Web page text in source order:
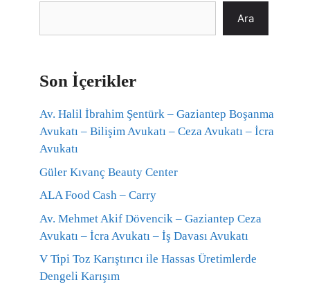
Ara
Son İçerikler
Av. Halil İbrahim Şentürk – Gaziantep Boşanma
Avukatı – Bilişim Avukatı – Ceza Avukatı – İcra
Avukatı
Güler Kıvanç Beauty Center
ALA Food Cash – Carry
Av. Mehmet Akif Dövencik – Gaziantep Ceza
Avukatı – İcra Avukatı – İş Davası Avukatı
V Tipi Toz Karıştırıcı ile Hassas Üretimlerde
Dengeli Karışım